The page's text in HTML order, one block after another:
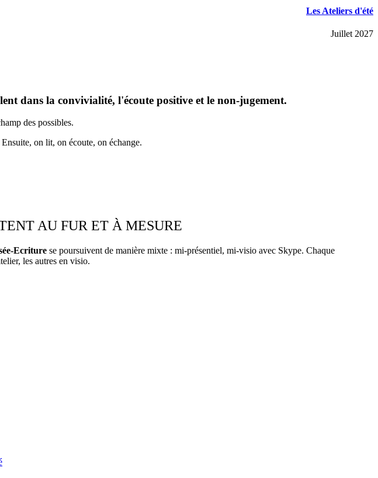
Les Ateliers d'été
Juillet 2027
dans la convivialité, l'écoute positive et le non-jugement.
des possibles.
on lit, on écoute, on échange.
AU FUR ET À MESURE
Ecriture se poursuivent de manière mixte : mi-présentiel, mi-visio avec Skype. Chaque
les autres en visio.